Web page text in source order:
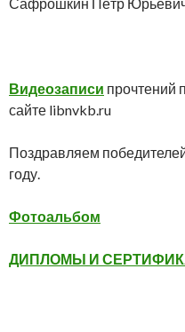
Видеозаписи прочтений
сайте libnvkb.ru
Поздравляем
году.
Фотоальбом
ДИПЛОМЫ И